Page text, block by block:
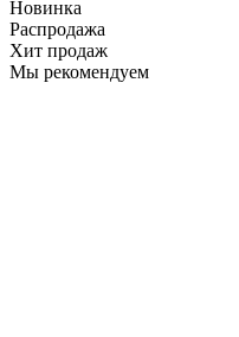
Новинка
Распродажа
Хит продаж
Мы рекомендуем